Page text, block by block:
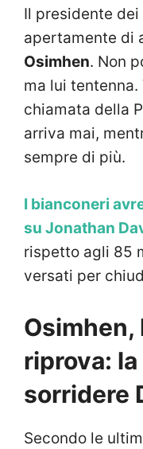
Il presidente
apertamente di
Osimhen. Non
ma lui
chiamata della
arriva mai,
sempre di più.
I bianconeri
su Jonathan
rispetto agli 85
versati per
Osimhen,
riprova:
sorridere
Secondo le